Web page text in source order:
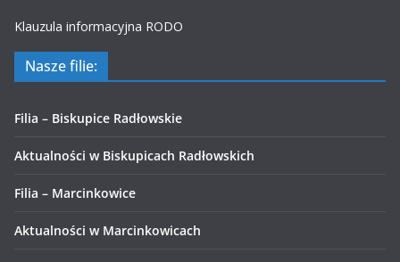
Klauzula informacyjna RODO
Nasze filie:
Filia – Biskupice Radłowskie
Aktualności w Biskupicach Radłowskich
Filia – Marcinkowice
Aktualności w Marcinkowicach